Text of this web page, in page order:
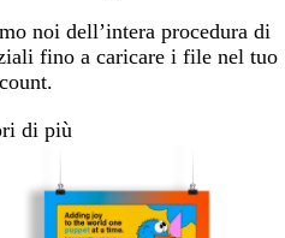
noi dell’intera procedura di
fino a caricare i file nel tuo
di più